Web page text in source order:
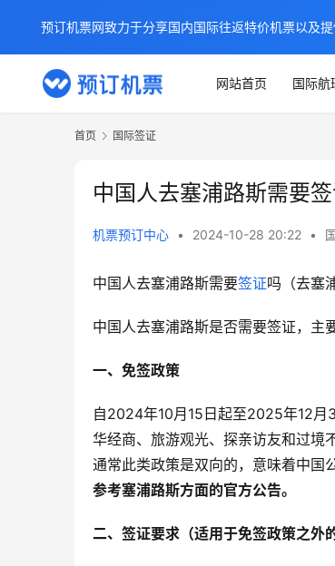
网站首页 国际航
首页 国际签证
中国人去塞浦路斯需要
机票预订中心 • 2024-10-28 20:22 •
中国人去塞浦路斯需要签证吗（去塞
中国人去塞浦路斯是否需要签证，主
一、免签政策
自2024年10月15日起至2025年12月
华经商、旅游观光、探亲访友和过境
通常此类政策是双向的，意味着中国
参考塞浦路斯方面的官方公告。
二、签证要求（适用于免签政策之外
预订机票网致力于分享国内国际往返特价机票以及